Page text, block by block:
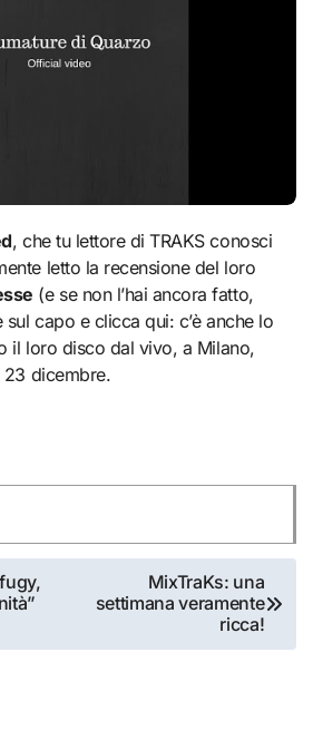
, che tu lettore di TRAKS conosci
letto la recensione del loro
(e se non l’hai ancora fatto,
capo e clicca qui: c’è anche lo
il loro disco dal vivo, a Milano,
23 dicembre.
MixTraKs: una
settimana veramente
ricca!